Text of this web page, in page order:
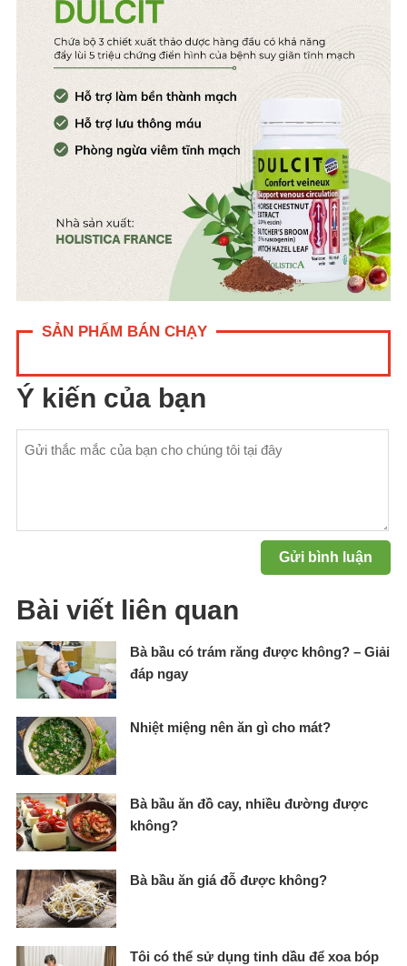
SẢN PHẨM BÁN CHẠY
Ý kiến của bạn
Bài viết liên quan
Bà bầu có trám răng được không? – Giải
đáp ngay
Nhiệt miệng nên ăn gì cho mát?
Bà bầu ăn đồ cay, nhiều đường được
không?
Bà bầu ăn giá đỗ được không?
Tôi có thể sử dụng tinh dầu để xoa bóp